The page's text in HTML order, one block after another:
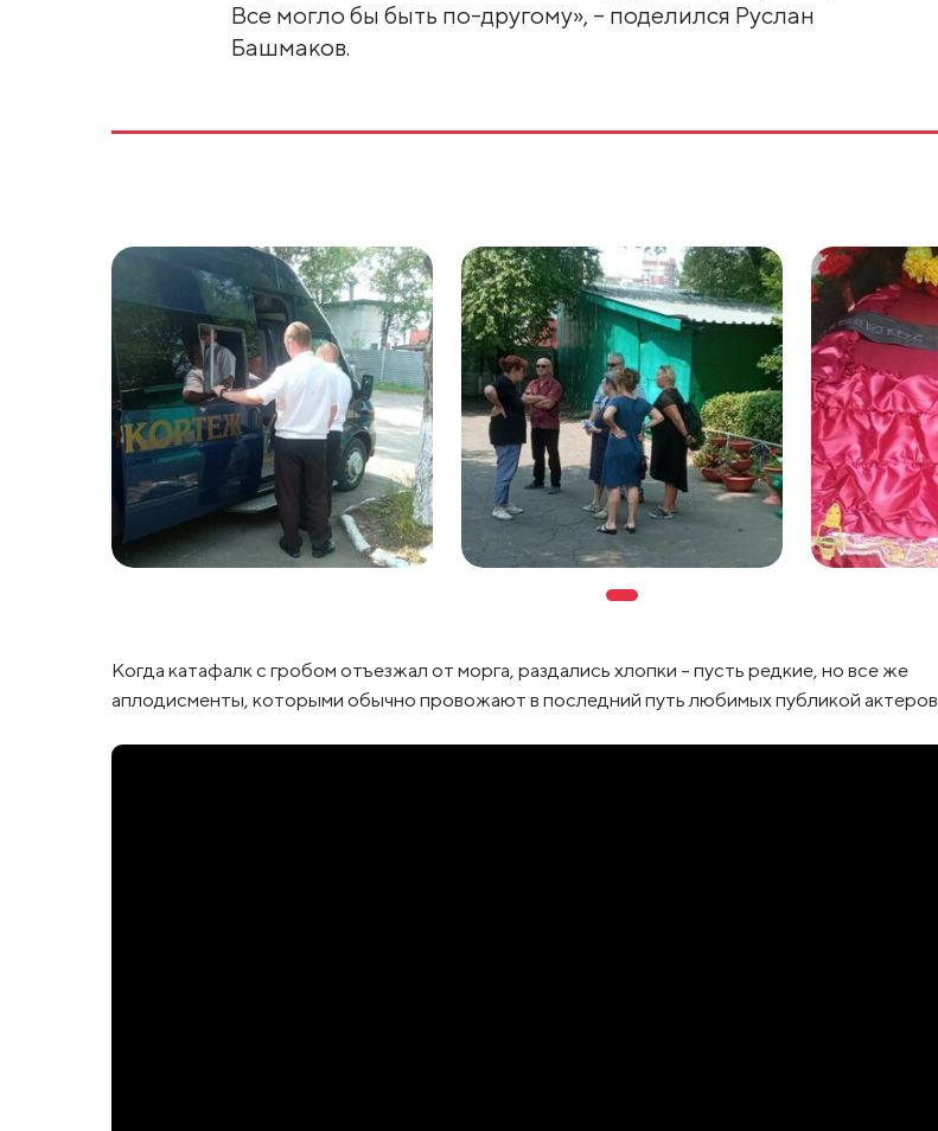
Все могло бы быть по-другому», – поделился Руслан
Башмаков.
Когда катафалк с гробом отъезжал от морга, раздались хлопки – пусть редкие, но все же
аплодисменты, которыми обычно провожают в последний путь любимых публикой актеров.